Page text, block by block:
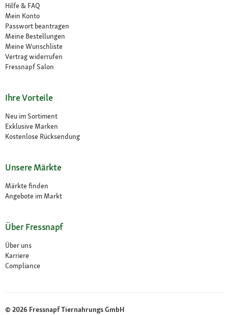
Hilfe & FAQ
Mein Konto
Passwort beantragen
Meine Bestellungen
Meine Wunschliste
Vertrag widerrufen
Fressnapf Salon
Ihre Vorteile
Neu im Sortiment
Exklusive Marken
Kostenlose Rücksendung
Unsere Märkte
Märkte finden
Angebote im Markt
Über Fressnapf
Über uns
Karriere
Compliance
© 2026 Fressnapf Tiernahrungs GmbH